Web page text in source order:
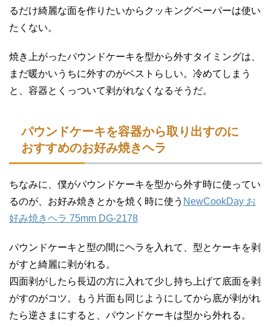
るだけ綺麗な面を作りたいからクッキングペーパーは使い
たくない。
焼き上がったパウンドケーキを型から外すタイミングは、
まだ暖かいうちに外すのがベストらしい。冷めてしまう
と、容器とくっついて剥がれなくなるそうだ。
パウンドケーキを容器から取り出すのに
おすすめのお好み焼きヘラ
ちなみに、僕がパウンドケーキを型から外す時に使ってい
るのが、お好み焼きとかを焼く時に使う NewCookDay お
好み焼きヘラ 75mm DG-2178
パウンドケーキと型の間にヘラを入れて、型とケーキを剥
がすと綺麗に剥がれる。
四面剥がしたら長辺の方に入れて少し持ち上げて底面を剥
がすのがコツ。もう片面も同じようにしてから底が剥がれ
たら逆さまにすると、パウンドケーキは型から外れる。